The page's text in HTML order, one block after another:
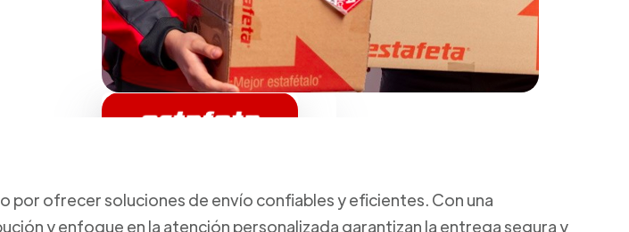
ofrecer soluciones de envío confiables y eficientes. Con una
y enfoque en la atención personalizada garantizan la entrega segura y